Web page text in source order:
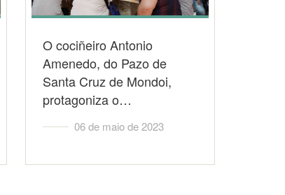
O cociñeiro Antonio
Amenedo, do Pazo de
Santa Cruz de Mondoi,
protagoniza o…
06 de maio de 2023